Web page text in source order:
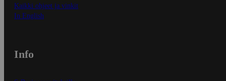
Kaikki ohjeet ja vinkit
In English
Info